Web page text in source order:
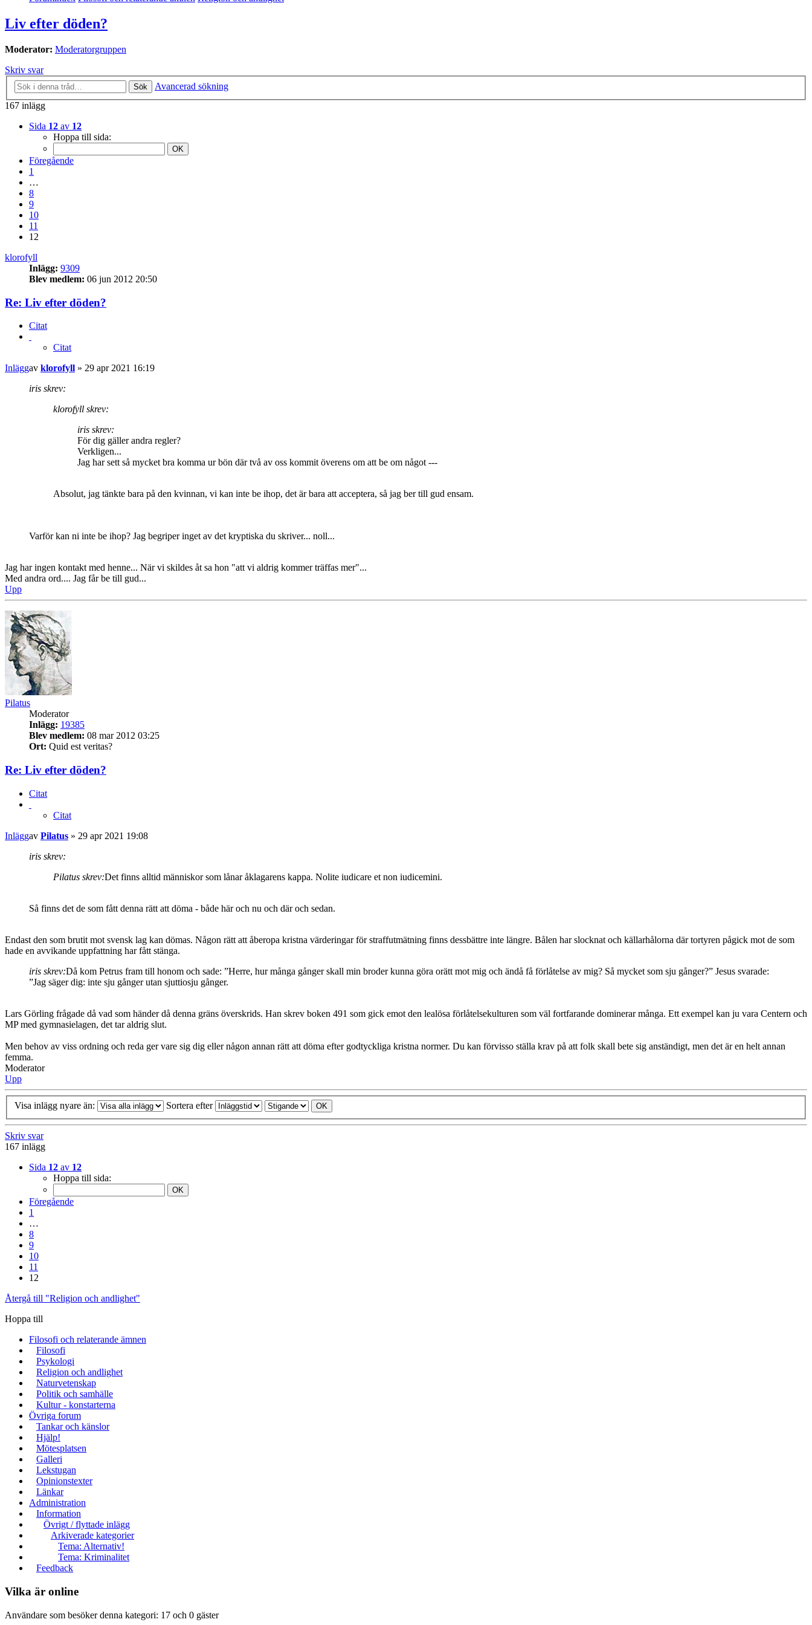
Liv efter döden?
Moderator: Moderatorgruppen
Skriv svar
Sök
Avancerad sökning
167 inlägg
Sida 12 av 12
Hoppa till sida:
Föregående
1
…
8
9
10
11
12
klorofyll
Inlägg: 9309
Blev medlem: 06 jun 2012 20:50
Re: Liv efter döden?
Citat
Citat
Inläggav klorofyll » 29 apr 2021 16:19
iris skrev:
klorofyll skrev:
iris skrev:
För dig gäller andra regler?
Verkligen...
Jag har sett så mycket bra komma ur bön där två av oss kommit överens om att be om något ---
Absolut, jag tänkte bara på den kvinnan, vi kan inte be ihop, det är bara att acceptera, så jag ber till gud ensam.
Varför kan ni inte be ihop? Jag begriper inget av det kryptiska du skriver... noll...
Jag har ingen kontakt med henne... När vi skildes åt sa hon "att vi aldrig kommer träffas mer"...
Med andra ord.... Jag får be till gud...
Upp
Pilatus
Moderator
Inlägg: 19385
Blev medlem: 08 mar 2012 03:25
Ort: Quid est veritas?
Re: Liv efter döden?
Citat
Citat
Inläggav Pilatus » 29 apr 2021 19:08
iris skrev:
Pilatus skrev:Det finns alltid människor som lånar åklagarens kappa. Nolite iudicare et non iudicemini.
Så finns det de som fått denna rätt att döma - både här och nu och där och sedan.
Endast den som brutit mot svensk lag kan dömas. Någon rätt att åberopa kristna värderingar för straffutmätning finns dessbättre inte längre. Bålen har slocknat och källarhålorna där tortyren pågick mot de som
hade en avvikande uppfattning har fått stänga.
iris skrev:Då kom Petrus fram till honom och sade: ”Herre, hur många gånger skall min broder kunna göra orätt mot mig och ändå få förlåtelse av mig? Så mycket som sju gånger?” Jesus svarade:
”Jag säger dig: inte sju gånger utan sjuttiosju gånger.
Lars Görling frågade då vad som händer då denna gräns överskrids. Han skrev boken 491 som gick emot den lealösa förlåtelsekulturen som väl fortfarande dominerar många. Ett exempel kan ju vara Centern och
MP med gymnasielagen, det tar aldrig slut.
Men behov av viss ordning och reda ger vare sig dig eller någon annan rätt att döma efter godtyckliga kristna normer. Du kan förvisso ställa krav på att folk skall bete sig anständigt, men det är en helt annan
femma.
Moderator
Upp
Visa inlägg nyare än: Sortera efter
Skriv svar
167 inlägg
Sida 12 av 12
Hoppa till sida:
Föregående
1
…
8
9
10
11
12
Återgå till "Religion och andlighet"
Hoppa till
Filosofi och relaterande ämnen
Filosofi
Psykologi
Religion och andlighet
Naturvetenskap
Politik och samhälle
Kultur - konstarterna
Övriga forum
Tankar och känslor
Hjälp!
Mötesplatsen
Galleri
Lekstugan
Opinionstexter
Länkar
Administration
Information
Övrigt / flyttade inlägg
Arkiverade kategorier
Tema: Alternativ!
Tema: Kriminalitet
Feedback
Vilka är online
Användare som besöker denna kategori: 17 och 0 gäster